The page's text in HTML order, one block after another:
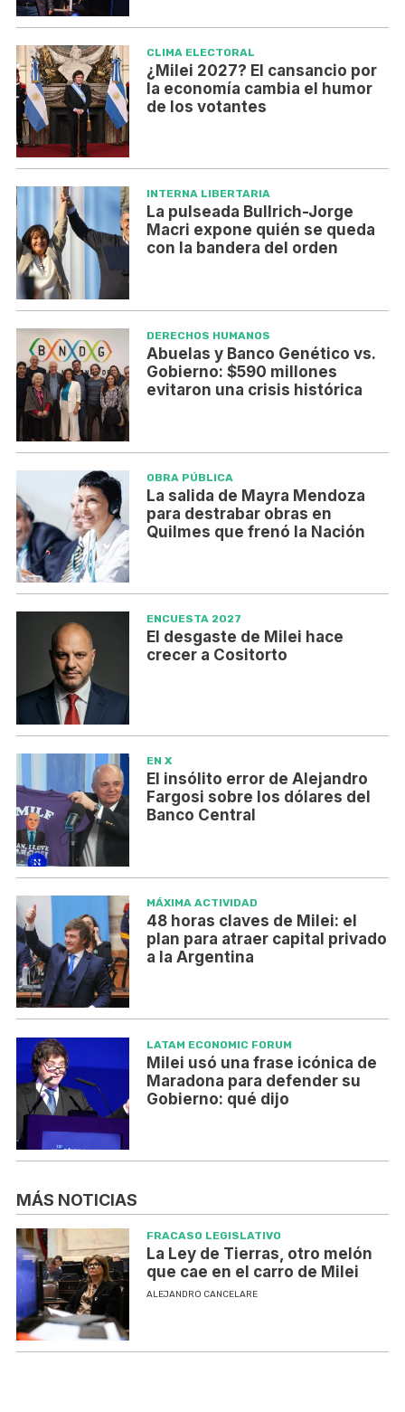
CLIMA ELECTORAL
¿Milei 2027? El cansancio por
la economía cambia el humor
de los votantes
INTERNA LIBERTARIA
La pulseada Bullrich-Jorge
Macri expone quién se queda
con la bandera del orden
DERECHOS HUMANOS
Abuelas y Banco Genético vs.
Gobierno: $590 millones
evitaron una crisis histórica
OBRA PÚBLICA
La salida de Mayra Mendoza
para destrabar obras en
Quilmes que frenó la Nación
ENCUESTA 2027
El desgaste de Milei hace
crecer a Cositorto
EN X
El insólito error de Alejandro
Fargosi sobre los dólares del
Banco Central
MÁXIMA ACTIVIDAD
48 horas claves de Milei: el
plan para atraer capital privado
a la Argentina
LATAM ECONOMIC FORUM
Milei usó una frase icónica de
Maradona para defender su
Gobierno: qué dijo
MÁS NOTICIAS
FRACASO LEGISLATIVO
La Ley de Tierras, otro melón
que cae en el carro de Milei
ALEJANDRO CANCELARE